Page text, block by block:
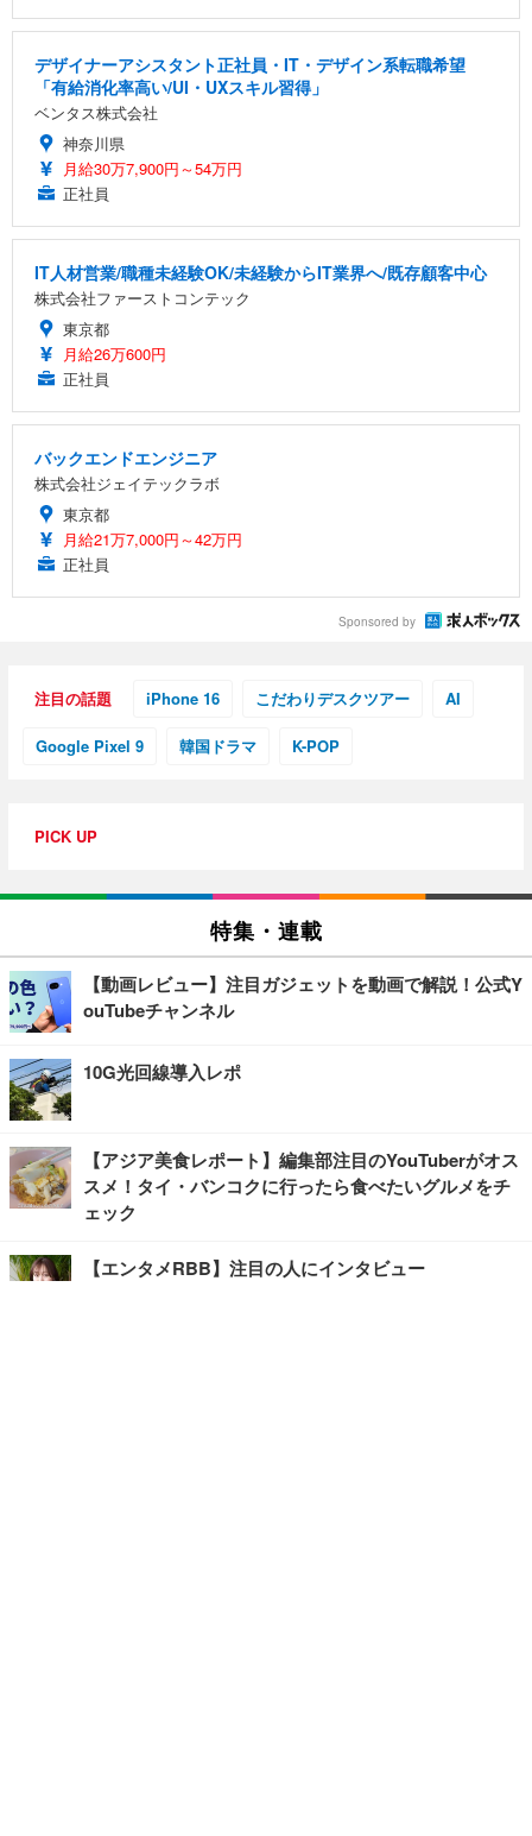
デザイナーアシスタント正社員・IT・デザイン系転職希望
「有給消化率高い/UI・UXスキル習得」
ベンタス株式会社
神奈川県
月給30万7,900円～54万円
正社員
IT人材営業/職種未経験OK/未経験からIT業界へ/既存顧客中心
株式会社ファーストコンテック
東京都
月給26万600円
正社員
バックエンドエンジニア
株式会社ジェイテックラボ
東京都
月給21万7,000円～42万円
正社員
Sponsored by
注目の話題 iPhone 16 こだわりデスクツアー AI
Google Pixel 9 韓国ドラマ K-POP
PICK UP
特集・連載
【動画レビュー】注目ガジェットを動画で解説！公式Y
ouTubeチャンネル
10G光回線導入レポ
【アジア美食レポート】編集部注目のYouTuberがオス
スメ！タイ・バンコクに行ったら食べたいグルメをチ
ェック
【エンタメRBB】注目の人にインタビュー